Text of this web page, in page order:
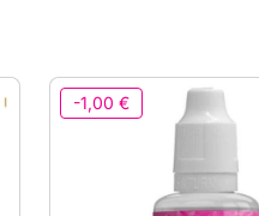
-1,00 €